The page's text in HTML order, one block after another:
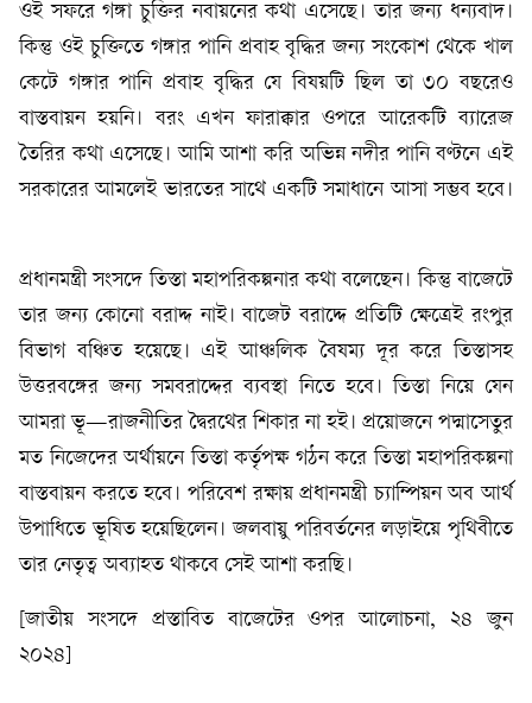
ওই সফরে গঙ্গা চুক্তির নবায়নের কথা এসেছে। তার জন্য ধন্যবাদ।
কিন্তু ওই চুক্তিতে গঙ্গার পানি প্রবাহ বৃদ্ধির জন্য সংকোশ থেকে খাল
কেটে গঙ্গার পানি প্রবাহ বৃদ্ধির যে বিষয়টি ছিল তা ৩০ বছরেও
বাস্তবায়ন হয়নি। বরং এখন ফারাক্কার ওপরে আরেকটি ব্যারেজ
তৈরির কথা এসেছে। আমি আশা করি অভিন্ন নদীর পানি বণ্টনে এই
সরকারের আমলেই ভারতের সাথে একটি সমাধানে আসা সম্ভব হবে।
প্রধানমন্ত্রী সংসদে তিস্তা মহাপরিকল্পনার কথা বলেছেন। কিন্তু বাজেটে
তার জন্য কোনো বরাদ্দ নাই। বাজেট বরাদ্দে প্রতিটি ক্ষেত্রেই রংপুর
বিভাগ বঞ্চিত হয়েছে। এই আঞ্চলিক বৈষম্য দূর করে তিস্তাসহ
উত্তরবঙ্গের জন্য সমবরাদ্দের ব্যবস্থা নিতে হবে। তিস্তা নিয়ে যেন
আমরা ভূ—রাজনীতির দ্বৈরথের শিকার না হই। প্রয়োজনে পদ্মাসেতুর
মত নিজেদের অর্থায়নে তিস্তা কর্তৃপক্ষ গঠন করে তিস্তা মহাপরিকল্পনা
বাস্তবায়ন করতে হবে। পরিবেশ রক্ষায় প্রধানমন্ত্রী চ্যাম্পিয়ন অব আর্থ
উপাধিতে ভূষিত হয়েছিলেন। জলবায়ু পরিবর্তনের লড়াইয়ে পৃথিবীতে
তার নেতৃত্ব অব্যাহত থাকবে সেই আশা করছি।
[জাতীয় সংসদে প্রস্তাবিত বাজেটের ওপর আলোচনা, ২৪ জুন
২০২৪]